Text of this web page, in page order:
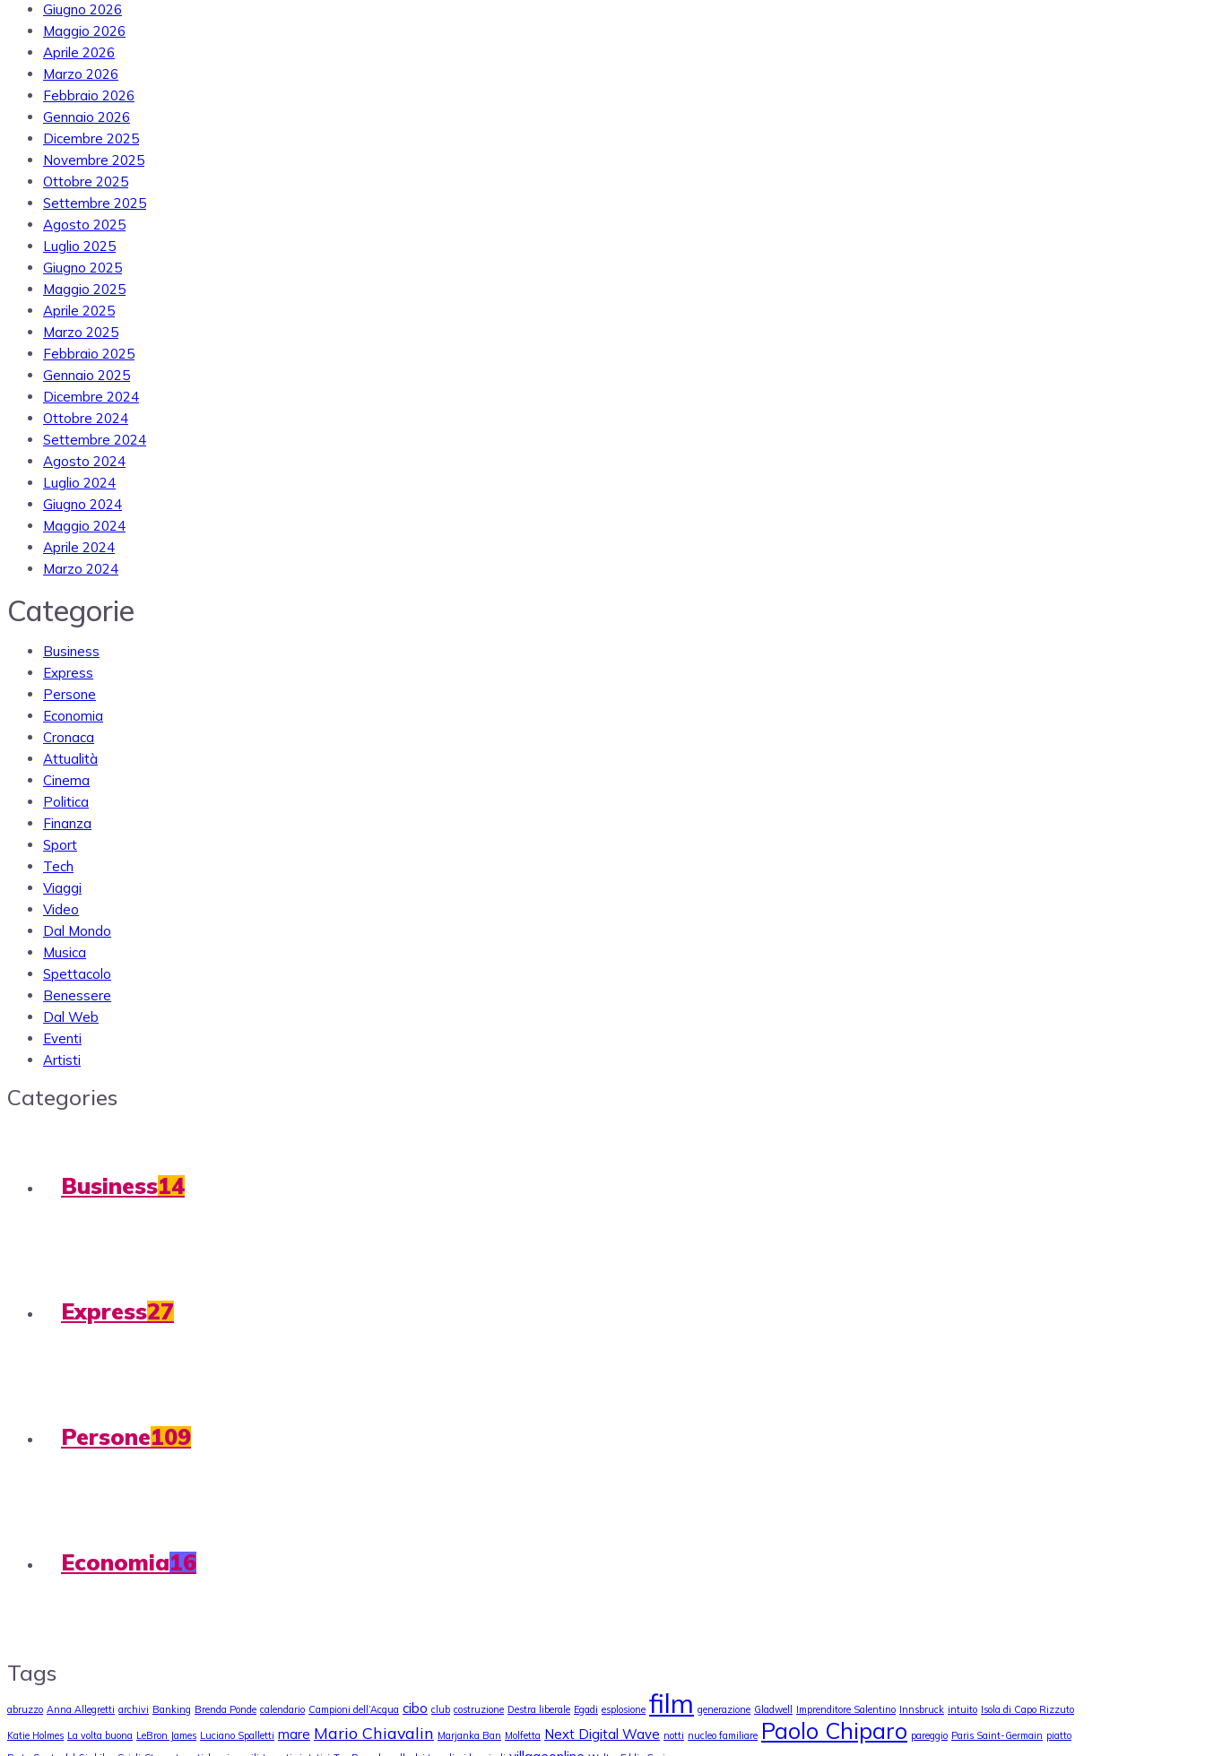
Giugno 2026
Maggio 2026
Aprile 2026
Marzo 2026
Febbraio 2026
Gennaio 2026
Dicembre 2025
Novembre 2025
Ottobre 2025
Settembre 2025
Agosto 2025
Luglio 2025
Giugno 2025
Maggio 2025
Aprile 2025
Marzo 2025
Febbraio 2025
Gennaio 2025
Dicembre 2024
Ottobre 2024
Settembre 2024
Agosto 2024
Luglio 2024
Giugno 2024
Maggio 2024
Aprile 2024
Marzo 2024
Categorie
Business
Express
Persone
Economia
Cronaca
Attualità
Cinema
Politica
Finanza
Sport
Tech
Viaggi
Video
Dal Mondo
Musica
Spettacolo
Benessere
Dal Web
Eventi
Artisti
Categories
Business14
Express27
Persone109
Economia16
Tags
abruzzo Anna Allegretti archivi Banking Brenda Ponde calendario Campioni dell’Acqua cibo club costruzione Destra liberale Egadi esplosione film generazione Gladwell Imprenditore Salentino Innsbruck intuito Isola di Capo Rizzuto
Katie Holmes La volta buona LeBron James Luciano Spalletti mare Mario Chiavalin Marjanka Ban Molfetta Next Digital Wave notti nucleo familiare Paolo Chiparo pareggio Paris Saint-Germain piatto